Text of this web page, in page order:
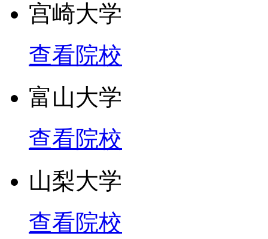
宫崎大学
查看院校
富山大学
查看院校
山梨大学
查看院校